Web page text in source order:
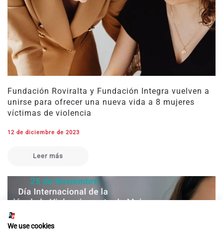
Fundación Roviralta y Fundación Integra vuelven a
unirse para ofrecer una nueva vida a 8 mujeres
víctimas de violencia
12 de diciembre de 2023
Leer más
We use cookies